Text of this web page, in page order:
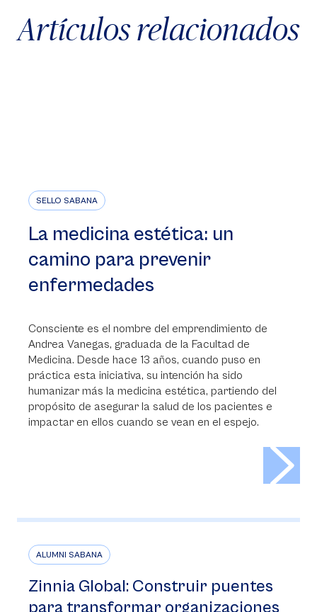
Artículos relacionados
SELLO SABANA
La medicina estética: un
camino para prevenir
enfermedades
Consciente es el nombre del emprendimiento de
Andrea Vanegas, graduada de la Facultad de
Medicina. Desde hace 13 años, cuando puso en
práctica esta iniciativa, su intención ha sido
humanizar más la medicina estética, partiendo del
propósito de asegurar la salud de los pacientes e
impactar en ellos cuando se vean en el espejo.
ALUMNI SABANA
Zinnia Global: Construir puentes
para transformar organizaciones